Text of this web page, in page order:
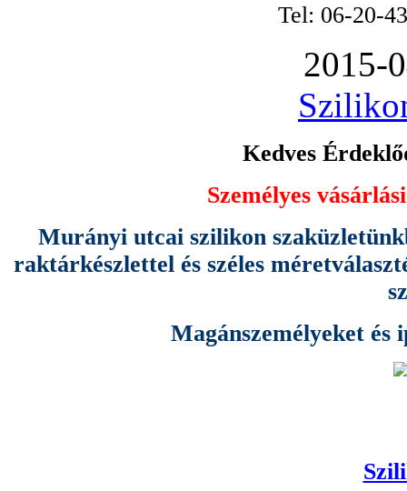
Tel: 06-20-
2015-
Kedves
Személyes
Murányi utcai szilikon
raktárkészlettel és széles
Magánszemélyeket és